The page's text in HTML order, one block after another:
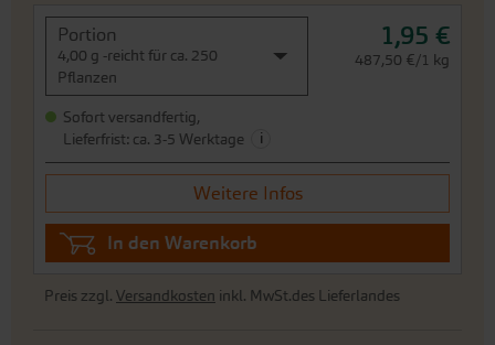
Portion
4,00 g -reicht für ca. 250
Pflanzen
1,95 €
487,50 €/1 kg
Sofort versandfertig,
Lieferfrist: ca. 3-5 Werktage
i
Weitere Infos
In den Warenkorb
Preis zzgl. Versandkosten inkl. MwSt.des Lieferlandes